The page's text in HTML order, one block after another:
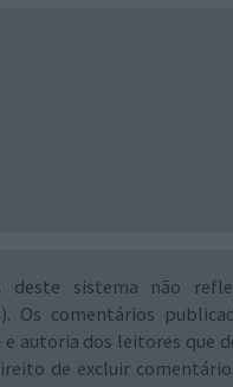
sistema não
Os comentários
autoria dos leitores que
de excluir